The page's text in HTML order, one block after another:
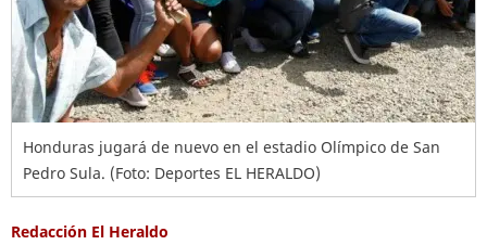
Honduras jugará de nuevo en el estadio Olímpico de San
Pedro Sula. (Foto: Deportes EL HERALDO)
Redacción El Heraldo